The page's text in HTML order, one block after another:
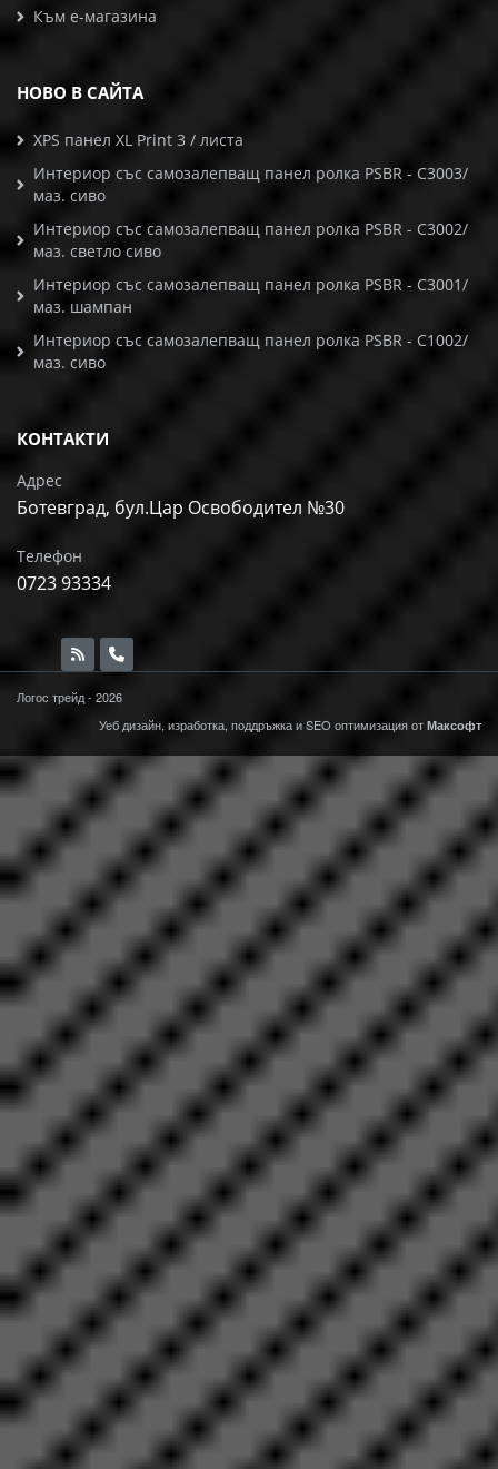
Към е-магазина
НОВО В САЙТА
XPS панел XL Print 3 / листа
Интериор със самозалепващ панел ролка PSBR - C3003/
маз. сиво
Интериор със самозалепващ панел ролка PSBR - C3002/
маз. светло сиво
Интериор със самозалепващ панел ролка PSBR - C3001/
маз. шампан
Интериор със самозалепващ панел ролка PSBR - C1002/
маз. сиво
КОНТАКТИ
Адрес
Ботевград, бул.Цар Освободител №30
Телефон
0723 93334
Логос трейд - 2026
Уеб дизайн, изработка, поддръжка иSEO оптимизация от Максофт